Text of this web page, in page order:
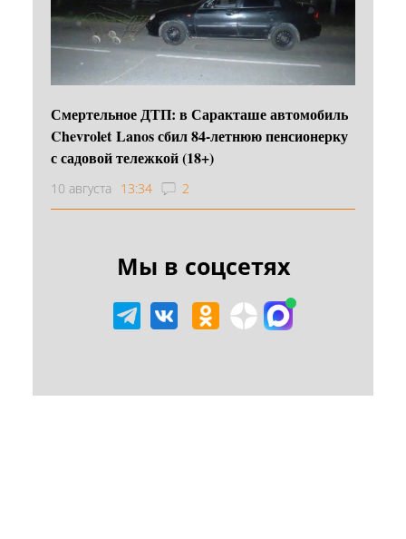
Смертельное ДТП: в Саракташе автомобиль
Chevrolet Lanos сбил 84-летнюю пенсионерку
с садовой тележкой (18+)
10 августа 13:34 2
Мы в соцсетях